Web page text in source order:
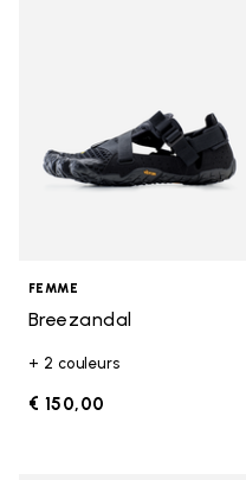
FEMME
Breezandal
+ 2 couleurs
€ 150,00